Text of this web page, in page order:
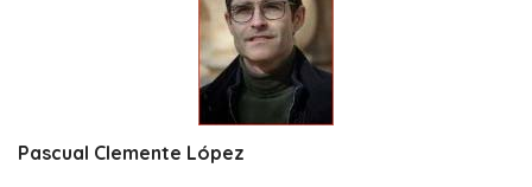
Pascual Clemente López